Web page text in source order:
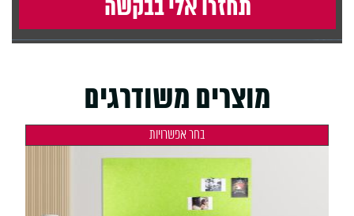
מוצרים משודרגים
בחר אפשרויות